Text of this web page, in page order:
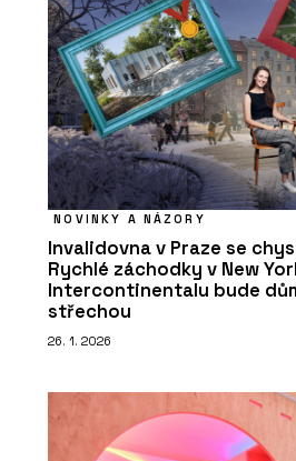
NOVINKY A NÁZORY
Invalidovna v Praze se
Rychlé záchodky v New
Intercontinentalu bude
střechou
26. 1. 2026